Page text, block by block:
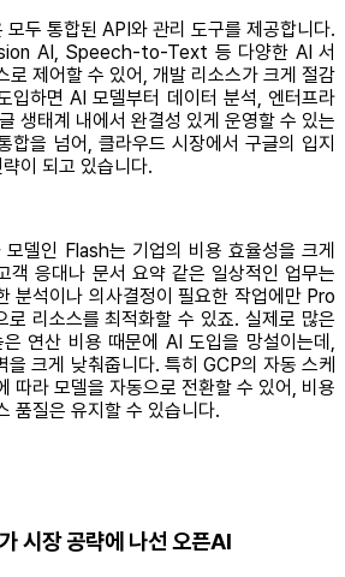
모두 통합된 API와 관리 도구를 제공합니다.
AI, Speech-to-Text 등 다양한 AI 서
로 제어할 수 있어, 개발 리소스가 크게 절감
입하면 AI 모델부터 데이터 분석, 엔터프라
생태계 내에서 완결성 있게 운영할 수 있는
합을 넘어, 클라우드 시장에서 구글의 입지
이 되고 있습니다.
모델인 Flash는 기업의 비용 효율성을 크게
객 응대나 문서 요약 같은 일상적인 업무는
분석이나 의사결정이 필요한 작업에만 Pro
리소스를 최적화할 수 있죠. 실제로 많은
연산 비용 때문에 AI 도입을 망설이는데,
을 크게 낮춰줍니다. 특히 GCP의 자동 스케
따라 모델을 자동으로 전환할 수 있어, 비용
품질은 유지할 수 있습니다.
시장 공략에 나선 오픈AI